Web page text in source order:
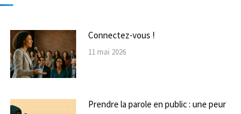
Connectez-vous !
11 mai 2026
Prendre la parole en public : une peur